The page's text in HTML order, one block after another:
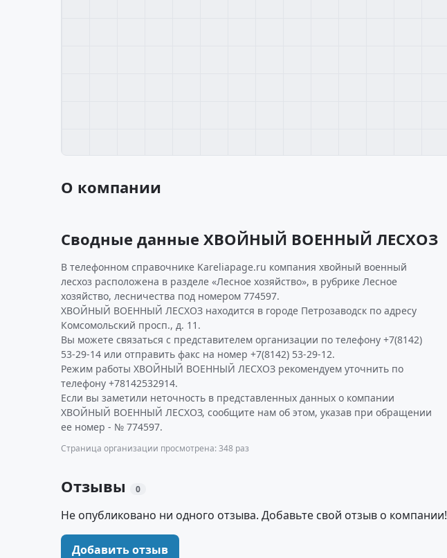
О компании
Сводные данные ХВОЙНЫЙ ВОЕННЫЙ ЛЕСХОЗ
В телефонном справочнике Kareliapage.ru компания хвойный военный
лесхоз расположена в разделе «Лесное хозяйство», в рубрике Лесное
хозяйство, лесничества под номером 774597.
ХВОЙНЫЙ ВОЕННЫЙ ЛЕСХОЗ находится в городе Петрозаводск по адресу
Комсомольский просп., д. 11.
Вы можете связаться с представителем организации по телефону +7(8142)
53-29-14 или отправить факс на номер +7(8142) 53-29-12.
Режим работы ХВОЙНЫЙ ВОЕННЫЙ ЛЕСХОЗ рекомендуем уточнить по
телефону +78142532914.
Если вы заметили неточность в представленных данных о компании
ХВОЙНЫЙ ВОЕННЫЙ ЛЕСХОЗ, сообщите нам об этом, указав при обращении
ее номер - № 774597.
Страница организации просмотрена: 348 раз
Отзывы 0
Не опубликовано ни одного отзыва. Добавьте свой отзыв о компании!
Добавить отзыв